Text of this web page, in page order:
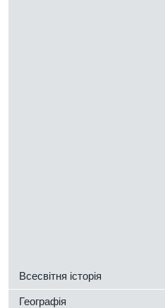
Всесвітня історія
Географія